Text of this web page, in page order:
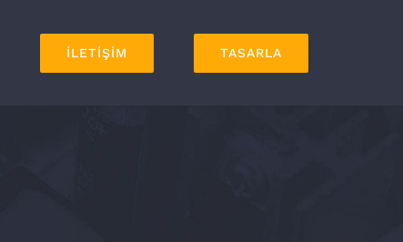
İLETİŞİM TASARLA